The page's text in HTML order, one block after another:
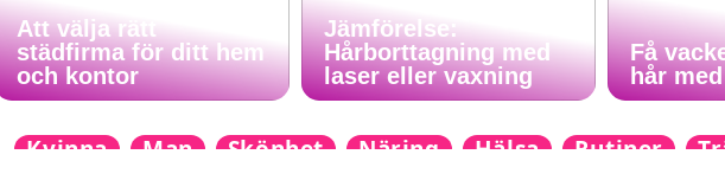
Att välja rätt
städfirma för ditt hem
och kontor
Jämförelse:
Hårborttagning med
laser eller vaxning
Få
hår
Kvinna Man Skönhet Näring Hälsa Rutiner